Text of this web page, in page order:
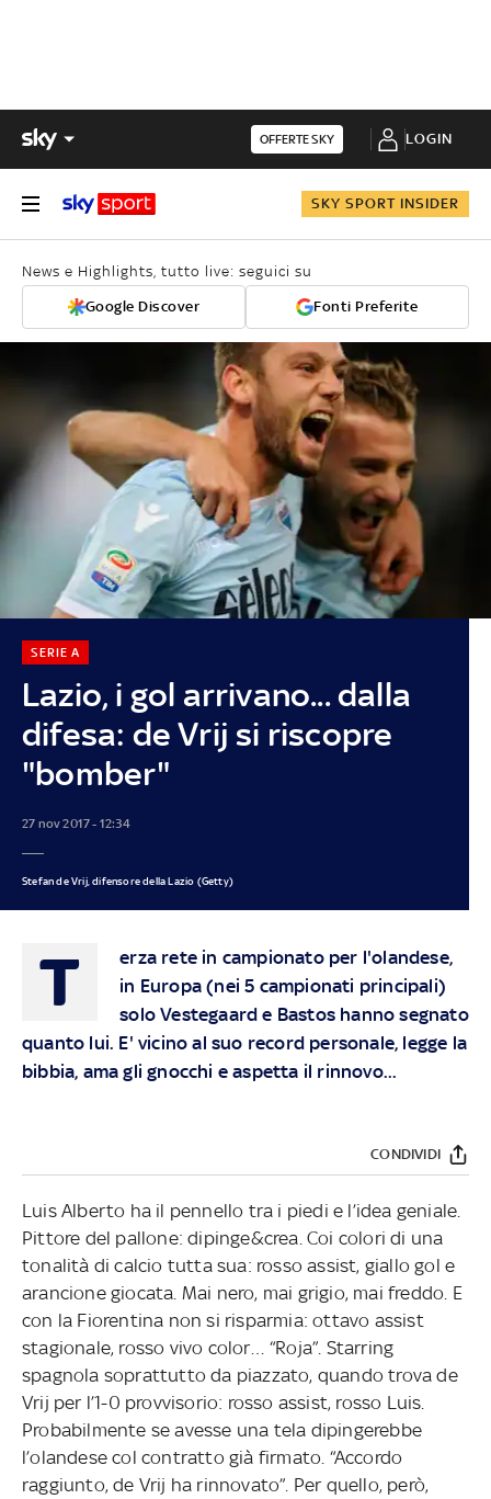
OFFERTE SKY LOGIN
SKY SPORT INSIDER
News e Highlights, tutto live: seguici su
Google Discover Fonti Preferite
Lazio, i gol arrivano... dalla
difesa: de Vrij si riscopre
"bomber"
SERIE A
27 nov 2017 - 12:34
Stefan de Vrij, difensore della Lazio (Getty)
T
erza rete in campionato per l'olandese,
in Europa (nei 5 campionati principali)
solo Vestegaard e Bastos hanno segnato
quanto lui. E' vicino al suo record personale, legge la
bibbia, ama gli gnocchi e aspetta il rinnovo...
CONDIVIDI
Luis Alberto ha il pennello tra i piedi e l’idea geniale.
Pittore del pallone: dipinge&crea. Coi colori di una
tonalità di calcio tutta sua: rosso assist, giallo gol e
arancione giocata. Mai nero, mai grigio, mai freddo. E
con la Fiorentina non si risparmia: ottavo assist
stagionale, rosso vivo color… “Roja”. Starring
spagnola soprattutto da piazzato, quando trova de
Vrij per l’1-0 provvisorio: rosso assist, rosso Luis.
Probabilmente se avesse una tela dipingerebbe
l’olandese col contratto già firmato. “Accordo
raggiunto, de Vrij ha rinnovato”. Per quello, però,